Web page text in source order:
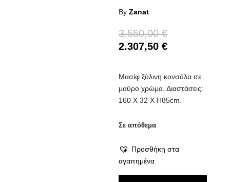
ByZanat
3.550,00€
2.307,50€
Μασίφ ξύλινη κονσόλα σε
μαύρο χρώμα. Διαστάσεις:
160 Χ 32 Χ Η85cm.
Σε απόθεμα
Προσθήκη στα
αγαπημένα